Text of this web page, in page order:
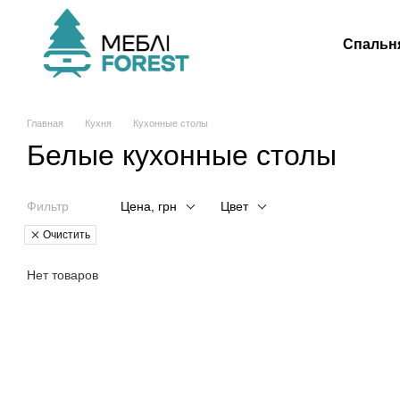
Перейти к основному контенту
Главная Кухня Кухонные столы
Белые кухонные столы
Фильтр
Очистить
Цена, грн Цвет
Нет товаров